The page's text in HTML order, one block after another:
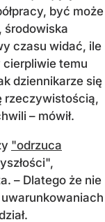
być może
środowiska
czasu widać, ile
cierpliwie temu
dziennikarze się
rzeczywistością,
– mówił.
"odrzuca
– Dlatego że nie